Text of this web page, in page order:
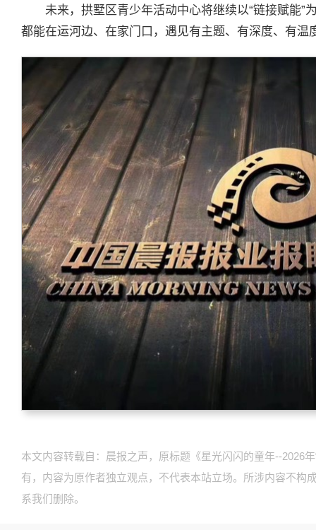
未来，拱墅区青少年活动中心将继续以“链接赋能”
都能在运河边、在家门口，遇见有主题、有深度、有
本文内容转载自：晨报之声，原标题《星光闪闪的童年--2026
有，内容为原作者独立观点，不代表本站立场。所涉内容不构
系我们删除。